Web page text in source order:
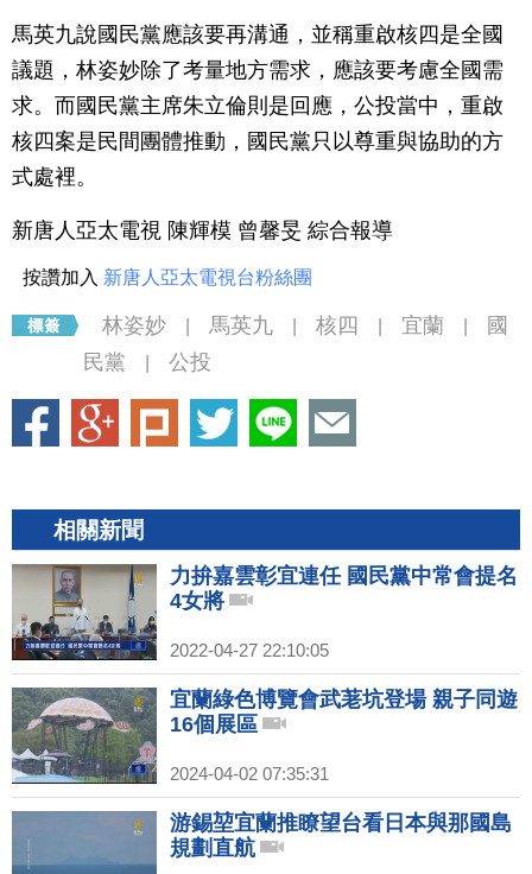
馬英九說國民黨應該要再溝通，並稱重啟核四是全國
議題，林姿妙除了考量地方需求，應該要考慮全國需
求。而國民黨主席朱立倫則是回應，公投當中，重啟
核四案是民間團體推動，國民黨只以尊重與協助的方
式處裡。
新唐人亞太電視 陳輝模 曾馨旻 綜合報導
按讚加入 新唐人亞太電視台粉絲團
林姿妙 馬英九 核四 宜蘭
國
民黨
公投
相關新聞
力拚嘉雲彰宜連任 國民黨中常會提名
4女將
2022-04-27 22:10:05
宜蘭綠色博覽會武荖坑登場 親子同遊
16個展區
2024-04-02 07:35:31
游錫堃宜蘭推瞭望台看日本與那國島
規劃直航